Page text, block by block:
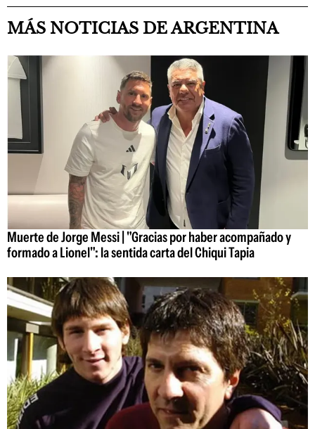
MÁS NOTICIAS DE ARGENTINA
Muerte de Jorge Messi | "Gracias por haber acompañado y
formado a Lionel": la sentida carta del Chiqui Tapia